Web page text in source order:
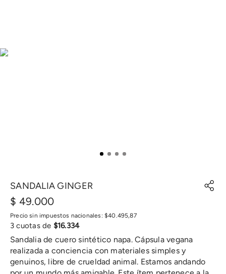
SANDALIA GINGER
$ 49.000
Precio sin impuestos nacionales: $40.495,87
3 cuotas de $16.334
Sandalia de cuero sintético napa. Cápsula vegana
realizada a conciencia con materiales simples y
genuinos, libre de crueldad animal. Estamos andando